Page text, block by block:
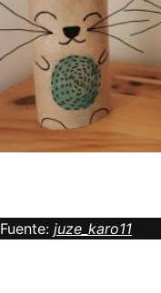
Fuente: juze_karo11